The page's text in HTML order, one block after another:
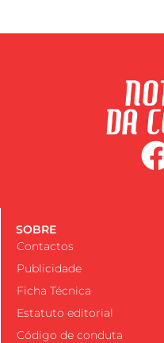
SOBRE
Contactos
Publicidade
Ficha Técnica
Estatuto editorial
Código de conduta